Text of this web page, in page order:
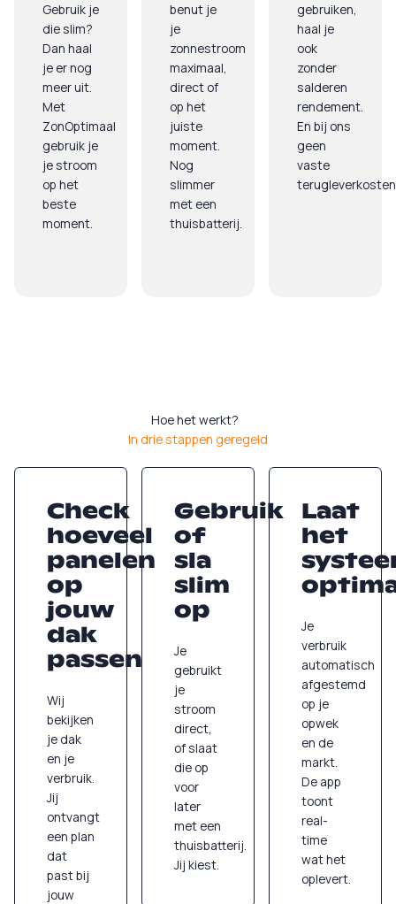
Gebruik je
die slim?
Dan haal
je er nog
meer uit.
Met
ZonOptimaal
gebruik je
je stroom
op het
beste
moment.
benut je
je
zonnestroom
maximaal,
direct of
op het
juiste
moment.
Nog
slimmer
met een
thuisbatterij.
gebruiken,
haal je
ook
zonder
salderen
rendement.
En bij ons
geen
vaste
Hoe het werkt?
In drie stappen geregeld
Check
hoeveel
panelen
op
jouw
dak
passen
Wij
bekijken
je dak
en je
verbruik.
Jij
ontvangt
een plan
dat
past bij
jouw
Gebruik
of
sla
slim
op
Je
gebruikt
je
stroom
direct,
of slaat
die op
voor
later
met een
thuisbatterij.
Jij kiest.
Laat
het
Je
verbruik
automatisch
afgestemd
op je
opwek
en de
markt.
De app
toont
real-
time
wat het
oplevert.